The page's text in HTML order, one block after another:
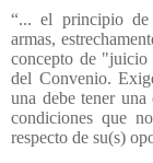
“... el principio
armas,
concepto de
del Convenio.
una debe tener una
condiciones que
respecto de su(s)